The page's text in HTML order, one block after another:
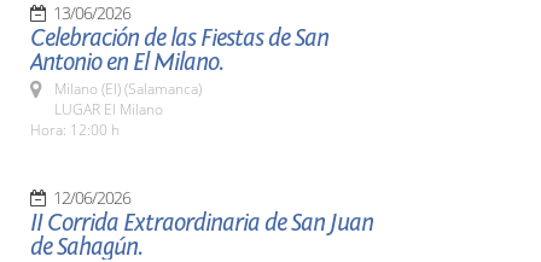
13/06/2026
Celebración de las Fiestas de San
Antonio en El Milano.
Milano (El) (Salamanca)
LUGAR El Milano
Hora: 12:00 h
12/06/2026
II Corrida Extraordinaria de San Juan
de Sahagún.